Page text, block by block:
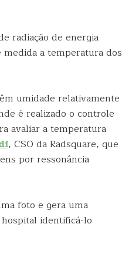
radiação de energia
a temperatura dos
umidade relativamente
é realizado o controle
avaliar a temperatura
, CSO da Radsquare, que
por ressonância
foto e gera uma
identificá-lo